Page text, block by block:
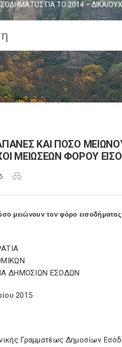
ΓΙΑ ΤΟ 2014 –
ΚΑΙ ΠΟΣΟ
ΜΕΙΩΣΕΩΝ ΦΟΡΟΥ
μειώνουν τον φόρο
ΔΗΜΟΣΙΩΝ ΕΣΟΔΩΝ
2015
Γραμματέως Δημοσίων